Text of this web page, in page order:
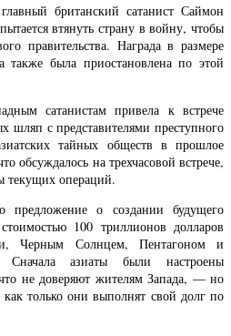
британский сатанист Саймон
втянуть страну в войну, чтобы
правительства. Награда в размере
также была приостановлена по этой
сатанистам привела к встрече
шляп с представителями преступного
тайных обществ в прошлое
обсуждалось на трехчасовой встрече,
текущих операций.
предложение о создании будущего
100 триллионов долларов
Черным Солнцем, Пентагоном и
Сначала азиаты были настроены
не доверяют жителям Запада, — но
как только они выполнят свой долг по